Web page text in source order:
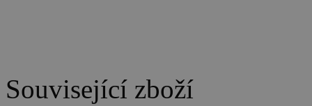
Související zboží